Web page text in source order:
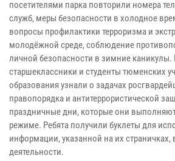
посетителями парка повторили номера
служб, меры безопасности в холодное
вопросы профилактики терроризма и
молодёжной среде, соблюдение
личной безопасности в зимние каникулы.
старшеклассники и студенты тюменских
образования узнали о задачах
правопорядка и антитеррористической
праздничные дни, которые они
режиме. Ребята получили буклеты для
информации, указанной на их
деятельности.